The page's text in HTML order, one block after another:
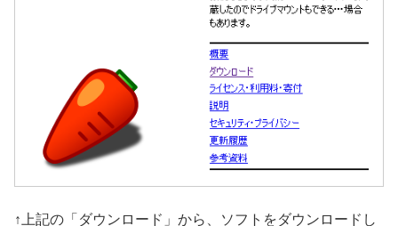
↑上記の「ダウンロード」から、ソフトをダウンロードし